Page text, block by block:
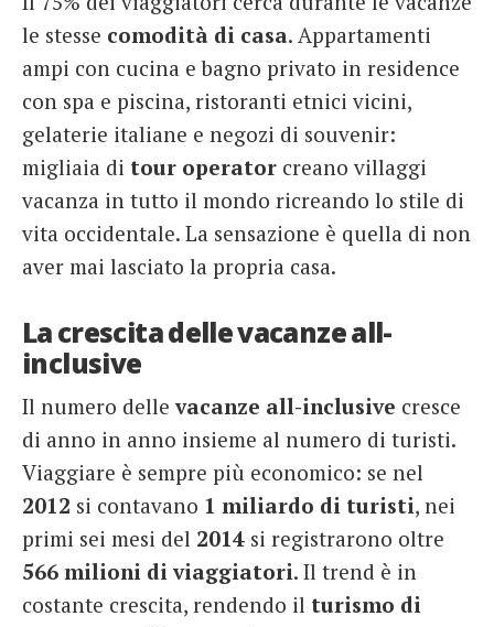
le stesse comodità di casa. Appartamenti
ampi con cucina e bagno privato in residence
con spa e piscina, ristoranti etnici vicini,
gelaterie italiane e negozi di souvenir:
migliaia di tour operator creano villaggi
vacanza in tutto il mondo ricreando lo stile di
vita occidentale. La sensazione è quella di non
aver mai lasciato la propria casa.
La crescita delle vacanze all-
inclusive
Il numero dellevacanze all-inclusive cresce
di anno in anno insieme al numero di turisti.
Viaggiare è sempre più economico: se nel
2012 si contavano 1 miliardo di turisti, nei
primi sei mesi del 2014 si registrarono oltre
566 milioni di viaggiatori. Il trend è in
costante crescita, rendendo il turismo di